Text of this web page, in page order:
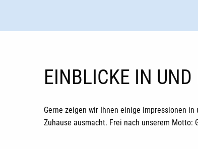
EINBLICKE IN UND
Gerne zeigen wir Ihnen einige Impressionen
Zuhause ausmacht. Frei nach unserem Motto: